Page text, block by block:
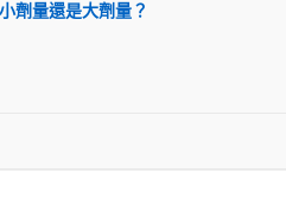
劑量還是大劑量？